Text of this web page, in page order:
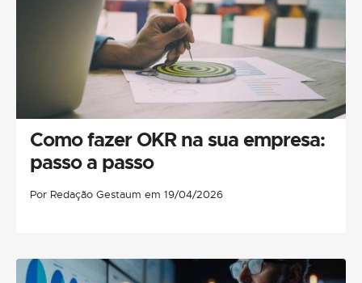
Como fazer OKR na sua empresa:
passo a passo
Por Redação Gestaum em 19/04/2026